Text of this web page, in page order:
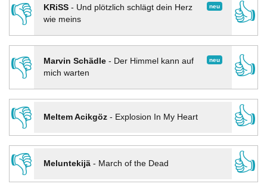
👎
neu
KRiSS- Und plötzlich schlägt dein Herz
wie meins
👍
👎 neu
Marvin Schädle- Der Himmel kann auf
mich warten
👍
👎
Meltem Acikgöz- Explosion In My Heart
👍
👎
Meluntekijä- March of the Dead
👍